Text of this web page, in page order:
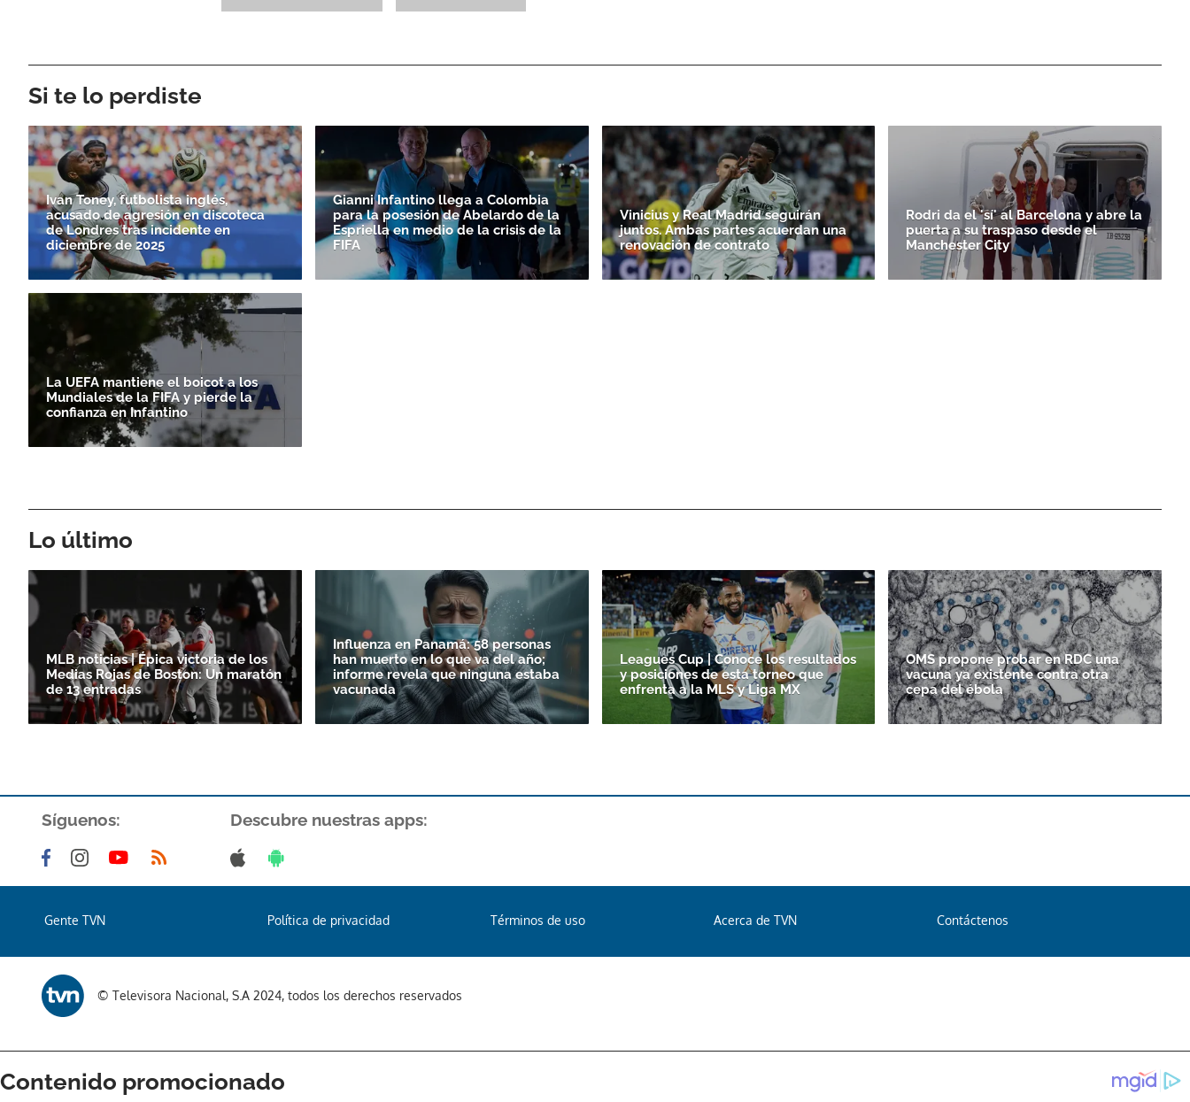
Si te lo perdiste
Ivan Toney, futbolista inglés,
acusado de agresión en discoteca
de Londres tras incidente en
diciembre de 2025
Gianni Infantino llega a Colombia
para la posesión de Abelardo de la
Espriella en medio de la crisis de la
FIFA
Vinicius y Real Madrid seguirán
juntos. Ambas partes acuerdan una
renovación de contrato
Rodri da el 'sí' al Barcelona y abre la
puerta a su traspaso desde el
Manchester City
La UEFA mantiene el boicot a los
Mundiales de la FIFA y pierde la
confianza en Infantino
Lo último
MLB noticias | Épica victoria de los
Medias Rojas de Boston: Un maratón
de 13 entradas
Influenza en Panamá: 58 personas
han muerto en lo que va del año;
informe revela que ninguna estaba
vacunada
Leagues Cup | Conoce los resultados
y posiciones de esta torneo que
enfrenta a la MLS y Liga MX
OMS propone probar en RDC una
vacuna ya existente contra otra
cepa del ébola
Síguenos: Descubre nuestras apps:
Gente TVN Política de privacidad Términos de uso Acerca de TVN Contáctenos
© Televisora Nacional, S.A 2024, todos los derechos reservados